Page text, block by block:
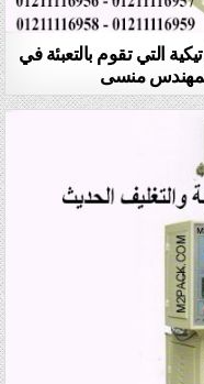
التي تقوم بالتعبئة في